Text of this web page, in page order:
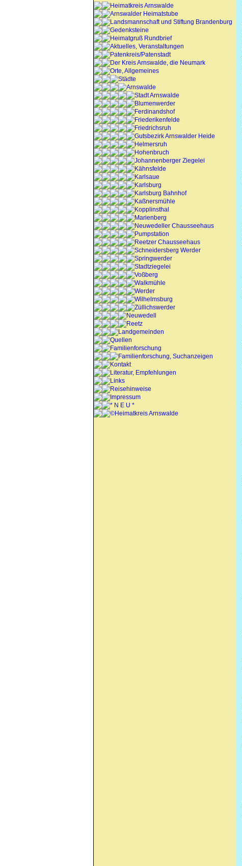
Heimatkreis Arnswalde
Arnswalder Heimatstube
Landsmannschaft und Stiftung Brandenburg
Gedenksteine
Heimatgruß Rundbrief
Aktuelles, Veranstaltungen
Patenkreis/Patenstadt
Der Kreis Arnswalde, die Neumark
Orte, Allgemeines
Städte
Arnswalde
Stadt Arnswalde
Blumenwerder
Ferdinandshof
Friederikenfelde
Friedrichsruh
Gutsbezirk Arnswalder Heide
Helmersruh
Hohenbruch
Johannenberger Ziegelei
Kähnsfelde
Karlsaue
Karlsburg
Karlsburg Bahnhof
Kaßnersmühle
Kopplinsthal
Marienberg
Neuwedeller Chausseehaus
Pumpstation
Reetzer Chausseehaus
Schneidersberg Werder
Springwerder
Stadtziegelei
Voßberg
Walkmühle
Werder
Wilhelmsburg
Züllichswerder
Neuwedell
Reetz
Landgemeinden
Quellen
Familienforschung
Familienforschung, Suchanzeigen
Kontakt
Literatur, Empfehlungen
Links
Reisehinweise
Impressum
* N E U *
©Heimatkreis Arnswalde